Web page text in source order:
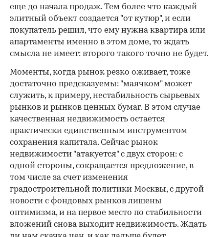
еще до начала продаж. Тем более что каждый
элитный объект создается "от кутюр", и если
покупатель решил, что ему нужна квартира или
апартаменты именно в этом доме, то ждать
смысла не имеет: второго такого точно не будет.
Моменты, когда рынок резко оживает, тоже
достаточно предсказуемы: "маячком" может
служить, к примеру, нестабильность сырьевых
рынков и рынков ценных бумаг. В этом случае
качественная недвижимость остается
практически единственным инструментом
сохранения капитала. Сейчас рынок
недвижимости "атакуется" с двух сторон: с
одной стороны, сокращается предложение, в
том числе за счет изменения
градостроительной политики Москвы, с другой -
новости с фондовых рынков лишены
оптимизма, и на первое место по стабильности
вложений снова выходит недвижимость. Ждать